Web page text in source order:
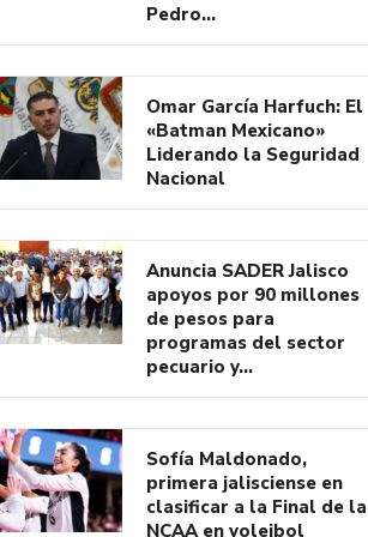
Pedro…
Omar García Harfuch: El
«Batman Mexicano»
Liderando la Seguridad
Nacional
Anuncia SADER Jalisco
apoyos por 90 millones
de pesos para
programas del sector
pecuario y…
Sofía Maldonado,
primera jalisciense en
clasificar a la Final de la
NCAA en voleibol